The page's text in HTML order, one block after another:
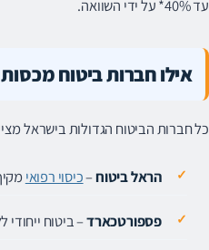
עד 40%* על ידי השוואה.
אילו חברות ביטוח
כל חברות הביטוח הגדולות בישראל
הראל ביטוח–כיסוי רפואי
פספורטכארד– ביטוח